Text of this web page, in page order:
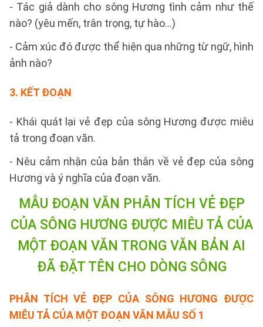
- Tác giả dành cho sông Hương tình cảm như thế
nào? (yêu mến, trân trọng, tự hào...)
- Cảm xúc đó được thể hiện qua những từ ngữ, hình
ảnh nào?
3. KẾT ĐOẠN
- Khái quát lại vẻ đẹp của sông Hương được miêu
tả trong đoạn văn.
- Nêu cảm nhận của bản thân về vẻ đẹp của sông
Hương và ý nghĩa của đoạn văn.
MẪU ĐOẠN VĂN PHÂN TÍCH VẺ ĐẸP
CỦA SÔNG HƯƠNG ĐƯỢC MIÊU TẢ CỦA
MỘT ĐOẠN VĂN TRONG VĂN BẢN AI
ĐÃ ĐẶT TÊN CHO DÒNG SÔNG
PHÂN TÍCH VẺ ĐẸP CỦA SÔNG HƯƠNG ĐƯỢC
MIÊU TẢ CỦA MỘT ĐOẠN VĂN MẪU SỐ 1